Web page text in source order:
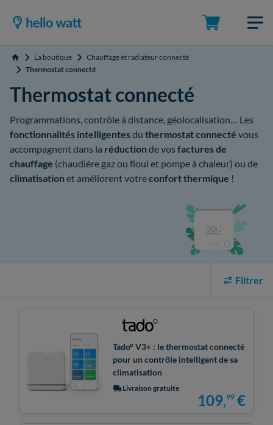
Accueil La boutique
Chauffage et radiateur connecté
Thermostat connecté
Thermostat connecté
Programmations, contrôle à distance, géolocalisation… Les
fonctionnalités intelligentesdu thermostat connecté vous
accompagnent dans la réduction de vos factures de
chauffage (chaudière gaz ou fioul et pompe à chaleur) ou de
climatisation et améliorent votreconfort thermique !
Filtrer
Tado° V3+ : le thermostat connecté
pour un contrôle intelligent de sa
climatisation
Livraison gratuite
109,99 €